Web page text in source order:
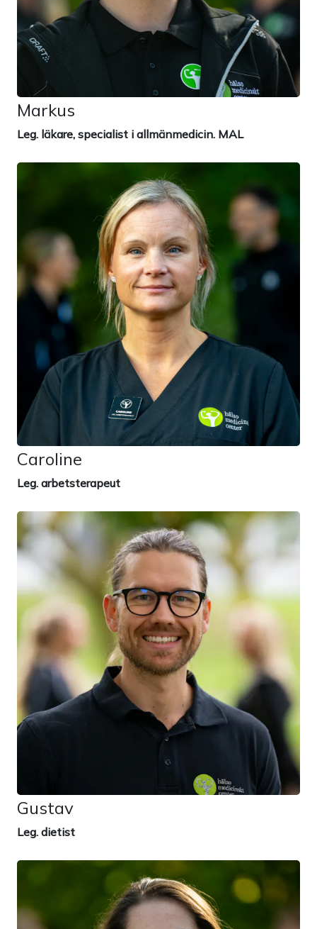
Markus
Leg. läkare, specialist i allmänmedicin. MAL
Caroline
Leg. arbetsterapeut
Gustav
Leg. dietist